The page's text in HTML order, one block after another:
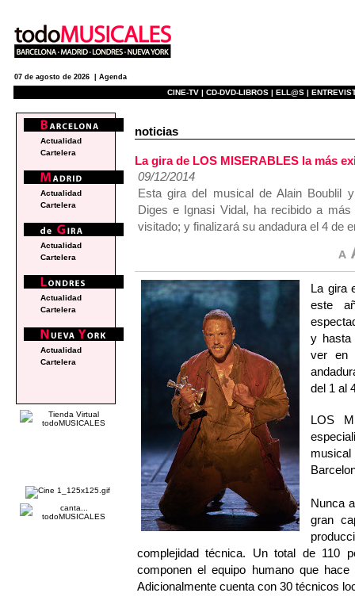
07 de agosto de 2026 | Agenda
CINE-TV | CD-DVD-LIBROS | ELL@S |
noticias
La gira de LOS MISERABLES la más
09/12/2014
Esta gira del musical de Alain Boublil
Diges e Ignasi Vidal, ha recibido a
visitado; y finalizará su andadura el 4 de
La gira
este
y hasta
ver en
del 1 al
LOS
Nunca
gran
complejidad técnica. Un total de 110
componen el equipo humano que
Adicionalmente cuenta con 30 técnicos
Actualidad
Cartelera
Actualidad
Cartelera
Actualidad
Cartelera
Actualidad
Cartelera
Actualidad
Cartelera